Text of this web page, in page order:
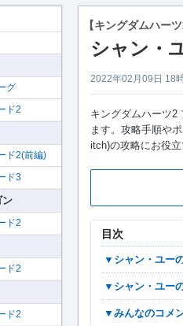
【キングダムハーツ
シャン・
2022年02月09日 18
キングダムハーツ2
ます。攻略手順や
itch)の攻略にお役立
目次
▼シャン・ユー
▼シャン・ユー
▼みんなのコメ
グ
ド2
ド2(前編)
ド3
ン
ド2
ド2
ド2